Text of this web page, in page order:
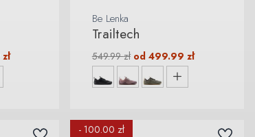
zł
Be Lenka
Trailtech
549.99zł od 499.99 zł
- 100.00 zł